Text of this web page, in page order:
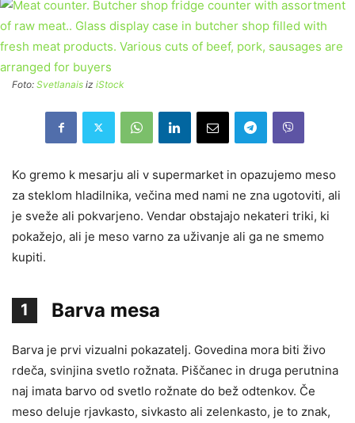
Foto: Svetlanais iz iStock
Ko gremo k mesarju ali v supermarket in opazujemo meso
za steklom hladilnika, večina med nami ne zna ugotoviti, ali
je sveže ali pokvarjeno. Vendar obstajajo nekateri triki, ki
pokažejo, ali je meso varno za uživanje ali ga ne smemo
kupiti.
1 Barva mesa
Barva je prvi vizualni pokazatelj. Govedina mora biti živo
rdeča, svinjina svetlo rožnata. Piščanec in druga perutnina
naj imata barvo od svetlo rožnate do bež odtenkov. Če
meso deluje rjavkasto, sivkasto ali zelenkasto, je to znak,